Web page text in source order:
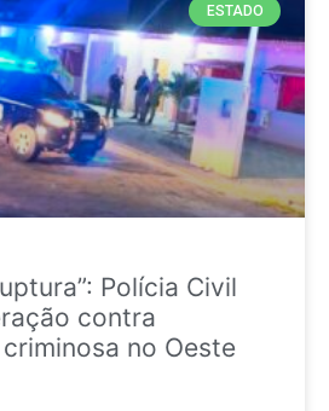
ESTADO
Polícia Civil
contra
no Oeste